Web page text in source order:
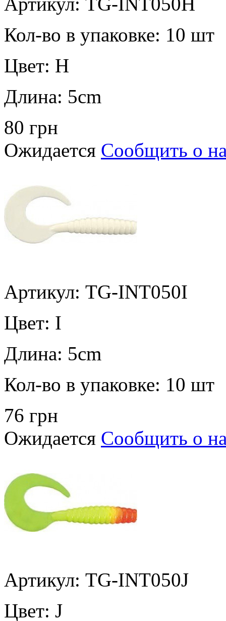
Кол-во в упаковке: 10 шт
Цвет: H
Длина: 5cm
80 грн
Ожидается Сообщить о
Артикул: TG-INT050I
Цвет: I
Длина: 5cm
Кол-во в упаковке: 10 шт
76 грн
Ожидается Сообщить о
Артикул: TG-INT050J
Цвет: J